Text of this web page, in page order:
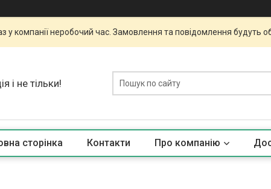
у компанії неробочий час. Замовлення та повідомлення будуть
і не тільки!
сторінка Контакти Про компанію